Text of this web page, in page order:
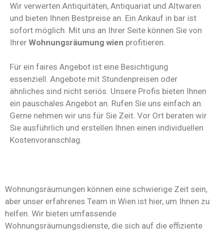
Wir verwerten Antiquitäten, Antiquariat und Altwaren
und bieten Ihnen Bestpreise an. Ein Ankauf in bar ist
sofort möglich. Mit uns an Ihrer Seite können Sie von
Ihrer Wohnungsräumung wien profitieren.
Für ein faires Angebot ist eine Besichtigung
essenziell. Angebote mit Stundenpreisen oder
ähnliches sind nicht seriös. Unsere Profis bieten Ihnen
ein pauschales Angebot an. Rufen Sie uns einfach an.
Gerne nehmen wir uns für Sie Zeit. Vor Ort beraten wir
Sie ausführlich und erstellen Ihnen einen individuellen
Kostenvoranschlag.
Wohnungsräumungen können eine schwierige Zeit sein,
aber unser erfahrenes Team in Wien ist hier, um Ihnen zu
helfen. Wir bieten umfassende
Wohnungsräumungsdienste, die sich auf die effiziente